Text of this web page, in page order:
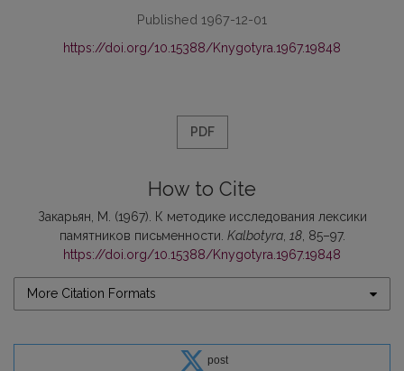
Published 1967-12-01
https://doi.org/10.15388/Knygotyra.1967.19848
PDF
How to Cite
Закарьян, М. (1967). К методике исследования лексики
памятников письменности. Kalbotyra, 18, 85–97.
https://doi.org/10.15388/Knygotyra.1967.19848
More Citation Formats
post